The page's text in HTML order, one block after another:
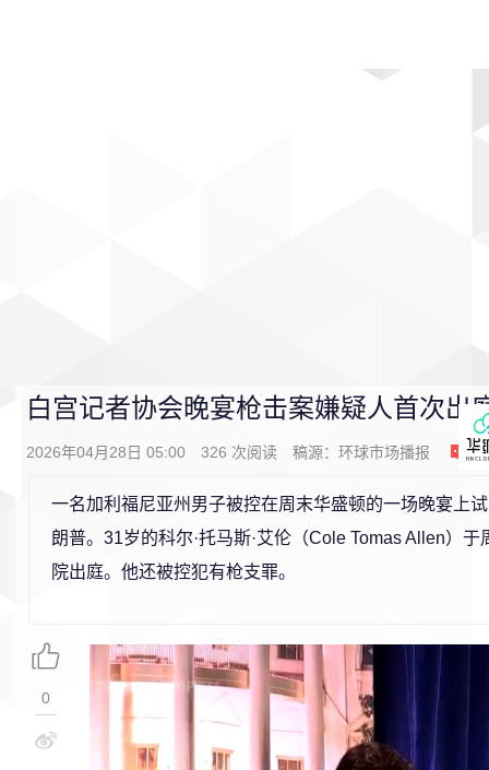
白宫记者协会晚宴枪击案嫌疑人首次出
2026年04月28日 05:00 326 次阅读 稿源： 环球市场播报 0
一名加利福尼亚州男子被控在周末华盛顿的一场晚宴上
朗普。31岁的科尔·托马斯·艾伦（Cole Tomas Allen）
院出庭。他还被控犯有枪支罪。
0